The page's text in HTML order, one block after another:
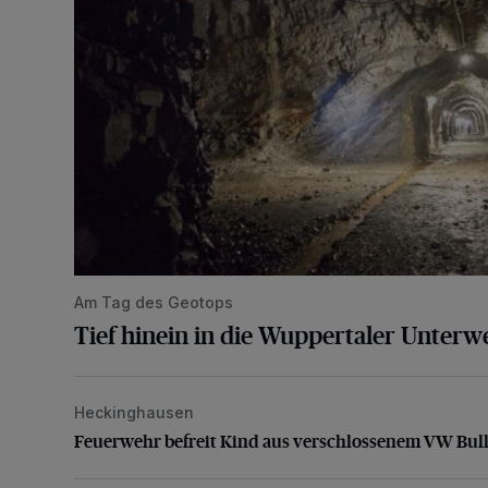
Am Tag des Geotops
Tief hinein in die Wuppertaler
Feuerwehr befreit Kind aus verschlossenem VW Bulli
Heckinghausen
Feuerwehr befreit Kind aus verschlossenem VW